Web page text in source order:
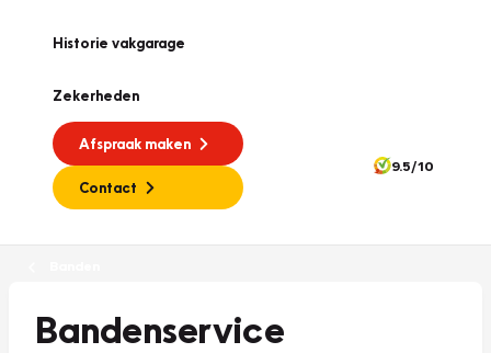
Historie vakgarage
Zekerheden
Afspraak maken
Contact
9.5/10
Bandenservice